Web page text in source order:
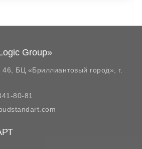
Group»
46, БЦ «Бриллиантовый город»,
г.
80-81